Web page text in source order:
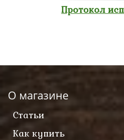
Протокол
О магазине
Статьи
Как купить